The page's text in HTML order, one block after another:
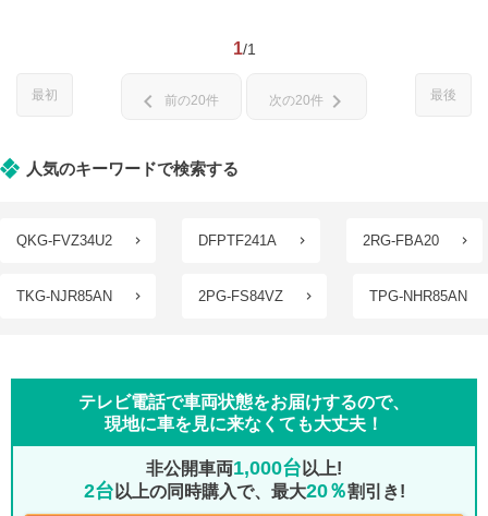
1/1
最初 最後
chevron_left 前の20件 次の20件 chevron_right
人気のキーワードで検索する
QKG-FVZ34U2 DFPTF241A 2RG-FBA20
TKG-NJR85AN 2PG-FS84VZ TPG-NHR85AN
テレビ電話で車両状態をお届けするので、
現地に車を見に来なくても大丈夫！
非公開車両1,000台 以上!
2台 以上の同時購入で、最大20％割引き!